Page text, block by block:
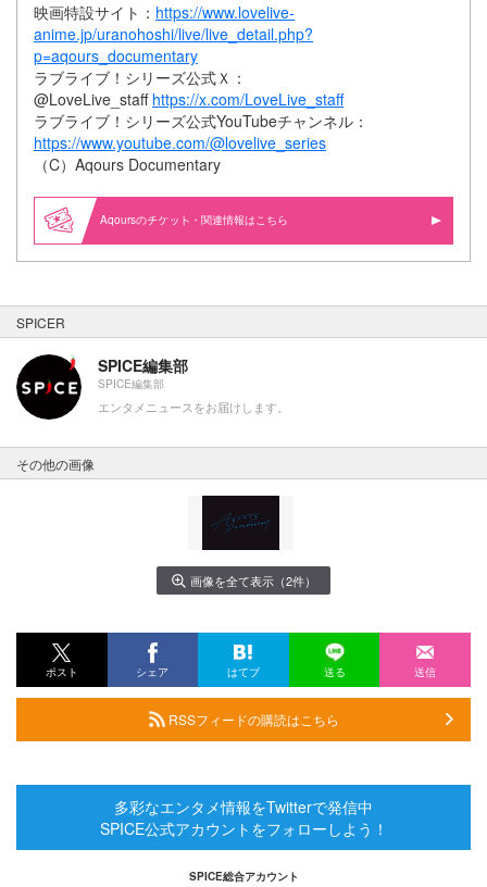
映画特設サイト： https://www.lovelive-
anime.jp/uranohoshi/live/live_detail.php?
p=aqours_documentary
ラブライブ！シリーズ公式Ｘ：
@LoveLive_staff https://x.com/LoveLive_staff
ラブライブ！シリーズ公式YouTubeチャンネル：
https://www.youtube.com/@lovelive_series
（C）Aqours Documentary
Aqoursの ・関連情報はこちら
SPICER
SPICE編集部
SPICE編集部
エンタメニュースをお届けします。
その他の画像
画像を全て表示（2件）
ポスト シェア はてブ 送る 送信
RSSフィードの購読はこちら
多彩なエンタメ情報をTwitterで発信中
SPICE公式アカウントをフォローしよう！
SPICE総合アカウント